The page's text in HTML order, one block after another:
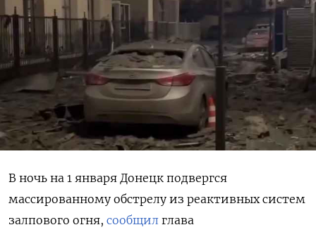
В ночь на 1 января Донецк подвергся
массированному обстрелу из реактивных систем
залпового огня, сообщил глава